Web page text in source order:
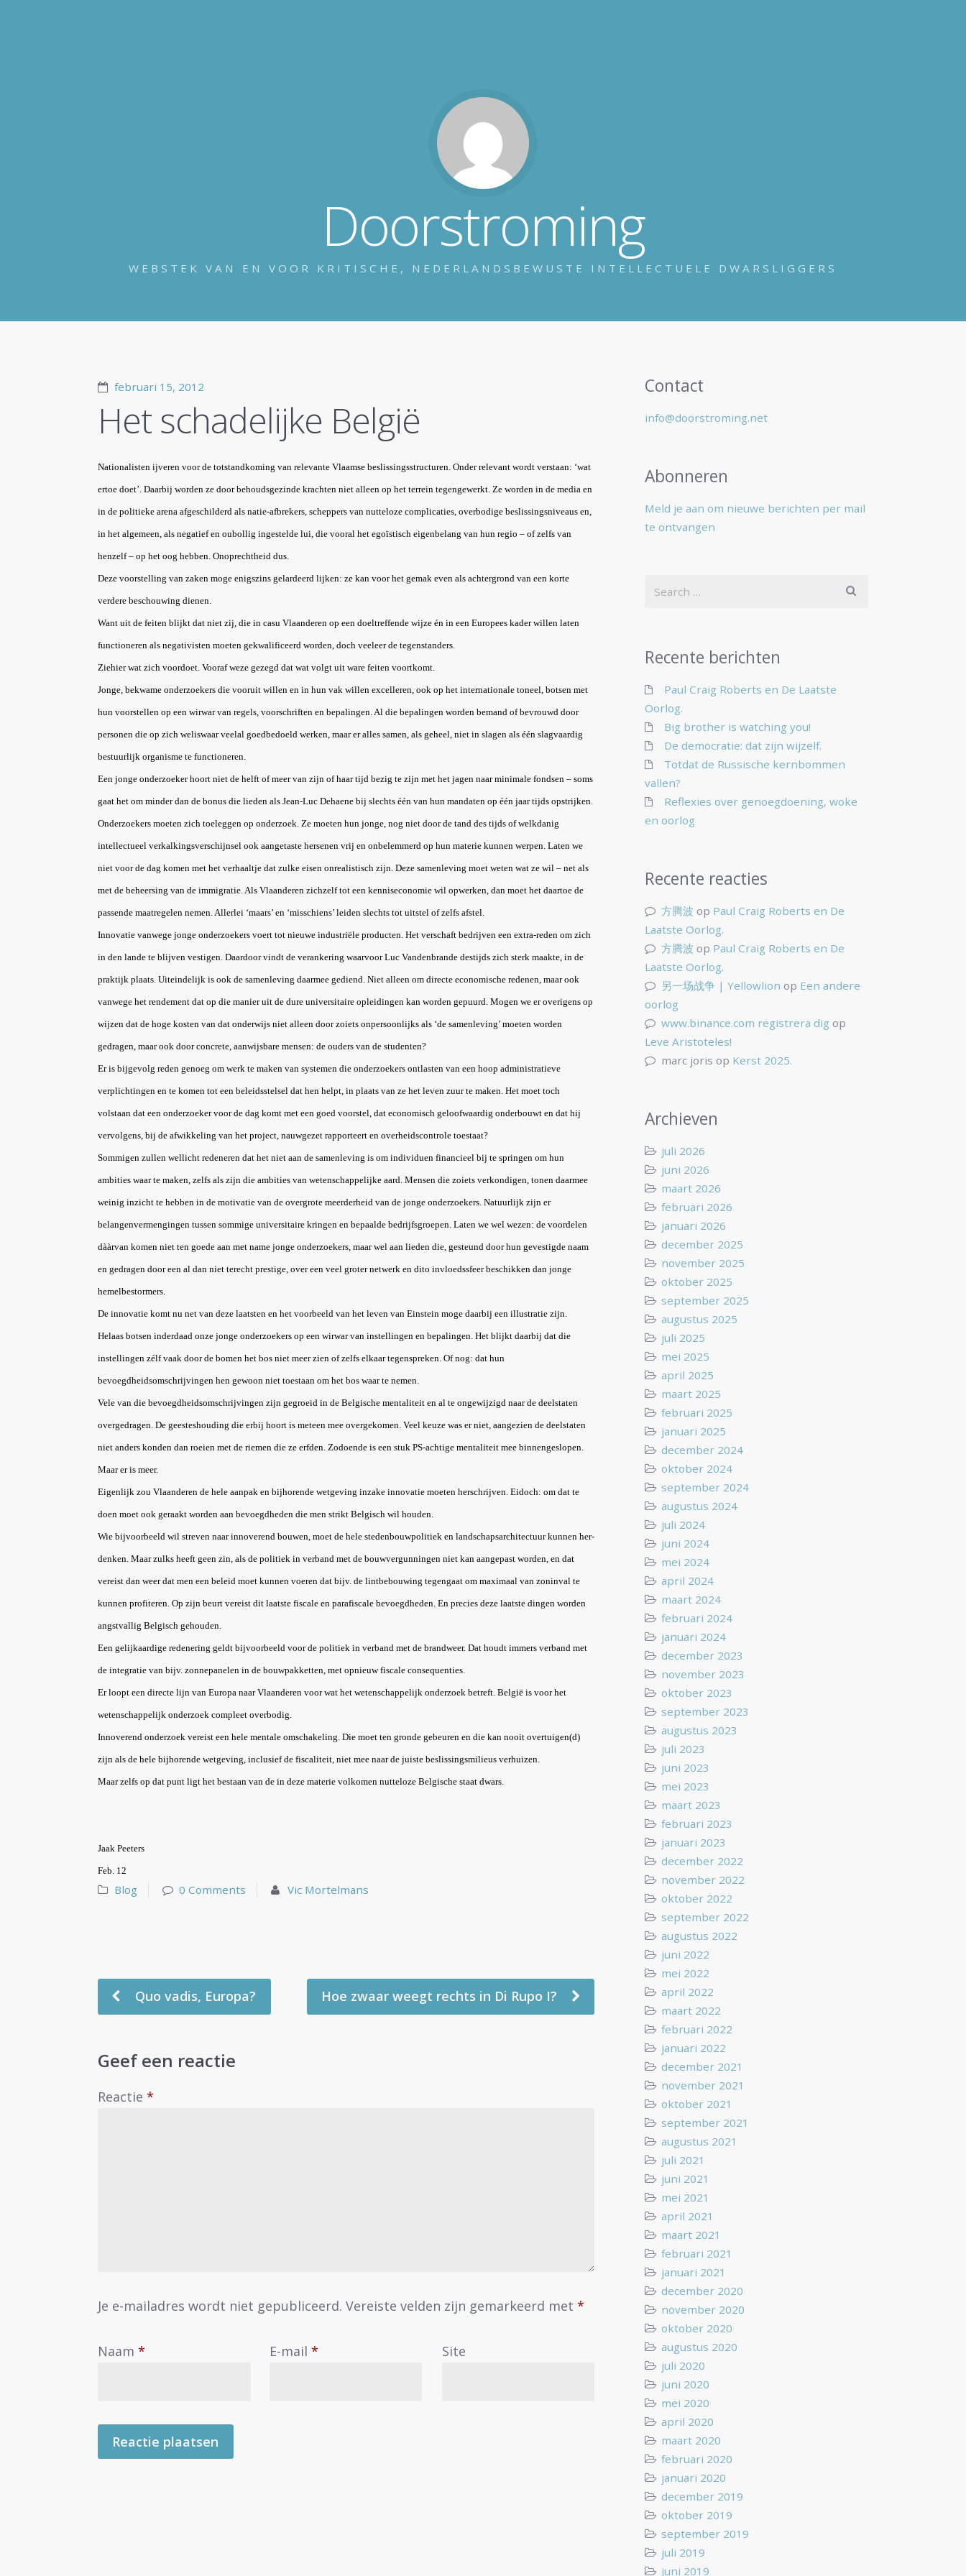
Doorstroming
WEBSTEK VAN EN VOOR KRITISCHE, NEDERLANDSBEWUSTE INTELLECTUELE DWARSLIGGERS
februari 15, 2012
Het schadelijke België
Nationalisten ijveren voor de totstandkoming van relevante Vlaamse beslissingsstructuren. Onder relevant wordt verstaan: ‘wat
ertoe doet’. Daarbij worden ze door behoudsgezinde krachten niet alleen op het terrein tegengewerkt. Ze worden in de media en
in de politieke arena afgeschilderd als natie-afbrekers, scheppers van nutteloze complicaties, overbodige beslissingsniveaus en,
in het algemeen, als negatief en oubollig ingestelde lui, die vooral het egoïstisch eigenbelang van hun regio – of zelfs van
henzelf – op het oog hebben. Onoprechtheid dus.
Deze voorstelling van zaken moge enigszins gelardeerd lijken: ze kan voor het gemak even als achtergrond van een korte
verdere beschouwing dienen.
Want uit de feiten blijkt dat niet zij, die in casu Vlaanderen op een doeltreffende wijze én in een Europees kader willen laten
functioneren als negativisten moeten gekwalificeerd worden, doch veeleer de tegenstanders.
Ziehier wat zich voordoet. Vooraf weze gezegd dat wat volgt uit ware feiten voortkomt.
Jonge, bekwame onderzoekers die vooruit willen en in hun vak willen excelleren, ook op het internationale toneel, botsen met
hun voorstellen op een wirwar van regels, voorschriften en bepalingen. Al die bepalingen worden bemand of bevrouwd door
personen die op zich weliswaar veelal goedbedoeld werken, maar er alles samen, als geheel, niet in slagen als één slagvaardig
bestuurlijk organisme te functioneren.
Een jonge onderzoeker hoort niet de helft of meer van zijn of haar tijd bezig te zijn met het jagen naar minimale fondsen – soms
gaat het om minder dan de bonus die lieden als Jean-Luc Dehaene bij slechts één van hun mandaten op één jaar tijds opstrijken.
Onderzoekers moeten zich toeleggen op onderzoek. Ze moeten hun jonge, nog niet door de tand des tijds of welkdanig
intellectueel verkalkingsverschijnsel ook aangetaste hersenen vrij en onbelemmerd op hun materie kunnen werpen. Laten we
niet voor de dag komen met het verhaaltje dat zulke eisen onrealistisch zijn. Deze samenleving moet weten wat ze wil – net als
met de beheersing van de immigratie. Als Vlaanderen zichzelf tot een kenniseconomie wil opwerken, dan moet het daartoe de
passende maatregelen nemen. Allerlei ‘maars’ en ‘misschiens’ leiden slechts tot uitstel of zelfs afstel.
Innovatie vanwege jonge onderzoekers voert tot nieuwe industriële producten. Het verschaft bedrijven een extra-reden om zich
in den lande te blijven vestigen. Daardoor vindt de verankering waarvoor Luc Vandenbrande destijds zich sterk maakte, in de
praktijk plaats. Uiteindelijk is ook de samenleving daarmee gediend. Niet alleen om directe economische redenen, maar ook
vanwege het rendement dat op die manier uit de dure universitaire opleidingen kan worden gepuurd. Mogen we er overigens op
wijzen dat de hoge kosten van dat onderwijs niet alleen door zoiets onpersoonlijks als ‘de samenleving’ moeten worden
gedragen, maar ook door concrete, aanwijsbare mensen: de ouders van de studenten?
Er is bijgevolg reden genoeg om werk te maken van systemen die onderzoekers ontlasten van een hoop administratieve
verplichtingen en te komen tot een beleidsstelsel dat hen helpt, in plaats van ze het leven zuur te maken. Het moet toch
volstaan dat een onderzoeker voor de dag komt met een goed voorstel, dat economisch geloofwaardig onderbouwt en dat hij
vervolgens, bij de afwikkeling van het project, nauwgezet rapporteert en overheidscontrole toestaat?
Sommigen zullen wellicht redeneren dat het niet aan de samenleving is om individuen financieel bij te springen om hun
ambities waar te maken, zelfs als zijn die ambities van wetenschappelijke aard. Mensen die zoiets verkondigen, tonen daarmee
weinig inzicht te hebben in de motivatie van de overgrote meerderheid van de jonge onderzoekers. Natuurlijk zijn er
belangenvermengingen tussen sommige universitaire kringen en bepaalde bedrijfsgroepen. Laten we wel wezen: de voordelen
dààrvan komen niet ten goede aan met name jonge onderzoekers, maar wel aan lieden die, gesteund door hun gevestigde naam
en gedragen door een al dan niet terecht prestige, over een veel groter netwerk en dito invloedssfeer beschikken dan jonge
hemelbestormers.
De innovatie komt nu net van deze laatsten en het voorbeeld van het leven van Einstein moge daarbij een illustratie zijn.
Helaas botsen inderdaad onze jonge onderzoekers op een wirwar van instellingen en bepalingen. Het blijkt daarbij dat die
instellingen zélf vaak door de bomen het bos niet meer zien of zelfs elkaar tegenspreken. Of nog: dat hun
bevoegdheidsomschrijvingen hen gewoon niet toestaan om het bos waar te nemen.
Vele van die bevoegdheidsomschrijvingen zijn gegroeid in de Belgische mentaliteit en al te ongewijzigd naar de deelstaten
overgedragen. De geesteshouding die erbij hoort is meteen mee overgekomen. Veel keuze was er niet, aangezien de deelstaten
niet anders konden dan roeien met de riemen die ze erfden. Zodoende is een stuk PS-achtige mentaliteit mee binnengeslopen.
Maar er is meer.
Eigenlijk zou Vlaanderen de hele aanpak en bijhorende wetgeving inzake innovatie moeten herschrijven. Eidoch: om dat te
doen moet ook geraakt worden aan bevoegdheden die men strikt Belgisch wil houden.
Wie bijvoorbeeld wil streven naar innoverend bouwen, moet de hele stedenbouwpolitiek en landschapsarchitectuur kunnen her-
denken. Maar zulks heeft geen zin, als de politiek in verband met de bouwvergunningen niet kan aangepast worden, en dat
vereist dan weer dat men een beleid moet kunnen voeren dat bijv. de lintbebouwing tegengaat om maximaal van zoninval te
kunnen profiteren. Op zijn beurt vereist dit laatste fiscale en parafiscale bevoegdheden. En precies deze laatste dingen worden
angstvallig Belgisch gehouden.
Een gelijkaardige redenering geldt bijvoorbeeld voor de politiek in verband met de brandweer. Dat houdt immers verband met
de integratie van bijv. zonnepanelen in de bouwpakketten, met opnieuw fiscale consequenties.
Er loopt een directe lijn van Europa naar Vlaanderen voor wat het wetenschappelijk onderzoek betreft. België is voor het
wetenschappelijk onderzoek compleet overbodig.
Innoverend onderzoek vereist een hele mentale omschakeling. Die moet ten gronde gebeuren en die kan nooit overtuigen(d)
zijn als de hele bijhorende wetgeving, inclusief de fiscaliteit, niet mee naar de juiste beslissingsmilieus verhuizen.
Maar zelfs op dat punt ligt het bestaan van de in deze materie volkomen nutteloze Belgische staat dwars.
Jaak Peeters
Feb. 12
Blog 0 Comments Vic Mortelmans
Quo vadis, Europa? Hoe zwaar weegt rechts in Di Rupo I?
Geef een reactie
Reactie*
Je e-mailadres wordt niet gepubliceerd. Vereiste velden zijn gemarkeerd met*
Naam* E-mail * Site
Contact
info@doorstroming.net
Abonneren
Meld je aan om nieuwe berichten per mail
te ontvangen
Recente berichten
Paul Craig Roberts en De Laatste
Oorlog.
Big brother is watching you!
De democratie: dat zijn wijzelf.
Totdat de Russische kernbommen
vallen?
Reflexies over genoegdoening, woke
en oorlog
Recente reacties
方腾波 op Paul Craig Roberts en De
Laatste Oorlog.
方腾波 op Paul Craig Roberts en De
Laatste Oorlog.
另一场战争 | Yellowlion op Een andere
oorlog
www.binance.com registrera dig op
Leve Aristoteles!
marc joris op Kerst 2025.
Archieven
juli 2026
juni 2026
maart 2026
februari 2026
januari 2026
december 2025
november 2025
oktober 2025
september 2025
augustus 2025
juli 2025
mei 2025
april 2025
maart 2025
februari 2025
januari 2025
december 2024
oktober 2024
september 2024
augustus 2024
juli 2024
juni 2024
mei 2024
april 2024
maart 2024
februari 2024
januari 2024
december 2023
november 2023
oktober 2023
september 2023
augustus 2023
juli 2023
juni 2023
mei 2023
maart 2023
februari 2023
januari 2023
december 2022
november 2022
oktober 2022
september 2022
augustus 2022
juni 2022
mei 2022
april 2022
maart 2022
februari 2022
januari 2022
december 2021
november 2021
oktober 2021
september 2021
augustus 2021
juli 2021
juni 2021
mei 2021
april 2021
maart 2021
februari 2021
januari 2021
december 2020
november 2020
oktober 2020
augustus 2020
juli 2020
juni 2020
mei 2020
april 2020
maart 2020
februari 2020
januari 2020
december 2019
oktober 2019
september 2019
juli 2019
juni 2019